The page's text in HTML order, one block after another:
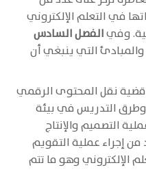
في التعلم الإلكتروني
وفيالفصل السادس
والمبادئ التي ينبغي أن
نقل المحتوى الرقمي
التدريس في بيئة
التصميم والإنتاج
من إجراء عملية التقويم
الإلكتروني وهو ما تتم